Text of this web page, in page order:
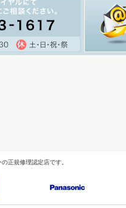
正規修理認定店です。